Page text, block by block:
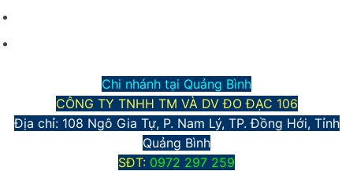
Chi nhánh tại Quảng Bình
CÔNG TY TNHH TM VÀ DV ĐO ĐẠC 106
Địa chỉ: 108 Ngô Gia Tự, P. Nam Lý, TP. Đồng Hới, Tỉnh
Quảng Bình
SĐT: 0972 297 259